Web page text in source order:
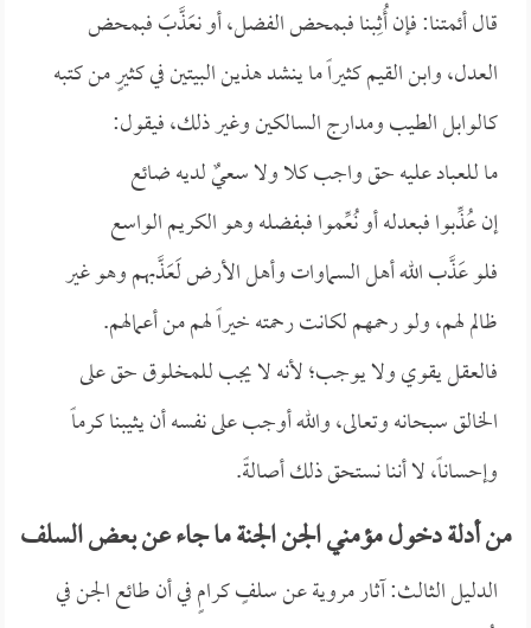
قال أئمتنا: فإن أُثِبنا فبمحض الفضل، أو نعَذَّبَ فبمحض
العدل، وابن القيم كثيراً ما ينشد هذين البيتين في كثيرٍ من كتبه
كالوابل الطيب ومدارج السالكين وغير ذلك، فيقول:
ما للعباد عليه حق واجب كلا ولا سعيٌ لديه ضائع
إن عُذِّبوا فبعدله أو نُعِّموا فبفضله وهو الكريم الواسع
فلو عَذَّب الله أهل السماوات وأهل الأرض لَعَذَّبهم وهو غير
ظالم لهم، ولو رحمهم لكانت رحمته خيراً لهم من أعمالهم.
فالعقل يقوي ولا يوجب؛ لأنه لا يجب للمخلوق حق على
الخالق سبحانه وتعالى، والله أوجب على نفسه أن يثيبنا كرماً
وإحساناً، لا أننا نستحق ذلك أصالةً.
من أدلة دخول مؤمني الجن الجنة ما جاء عن بعض السلف
الدليل الثالث: آثار مروية عن سلفٍ كرامٍ في أن طائع الجن في